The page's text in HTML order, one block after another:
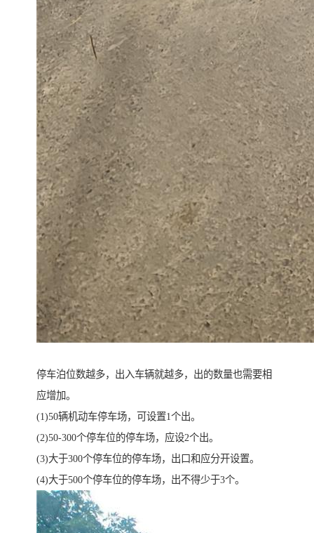
停车泊位数越多，出入车辆就越多，出的数量也需要相
应增加。
(1)50辆机动车停车场，可设置1个出。
(2)50-300个停车位的停车场，应设2个出。
(3)大于300个停车位的停车场，出口和应分开设置。
(4)大于500个停车位的停车场，出不得少于3个。